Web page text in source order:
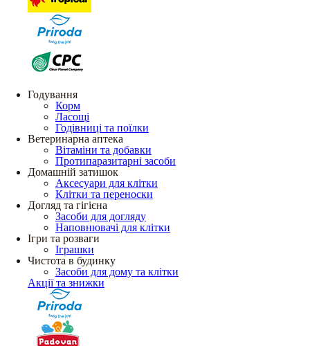
Годування
Корм
Ласощі
Годівниці та поїлки
Ветеринарна аптека
Вітаміни та добавки
Протипаразитарні засоби
Домашній затишок
Аксесуари для клітки
Клітки та переноски
Догляд та гігієна
Засоби для догляду
Наповнювачі для клітки
Ігри та розваги
Іграшки
Чистота в будинку
Засоби для дому та клітки
Акції та знижки